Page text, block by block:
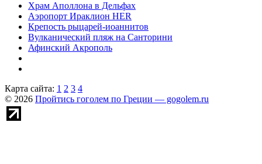
Храм Аполлона в Дельфах
Аэропорт Ираклион HER
Крепость рыцарей-иоаннитов
Вулканический пляж на Санторини
Афинский Акрополь
Карта сайта: 1 2 3 4
© 2026 Пройтись гоголем по Греции — gogolem.ru